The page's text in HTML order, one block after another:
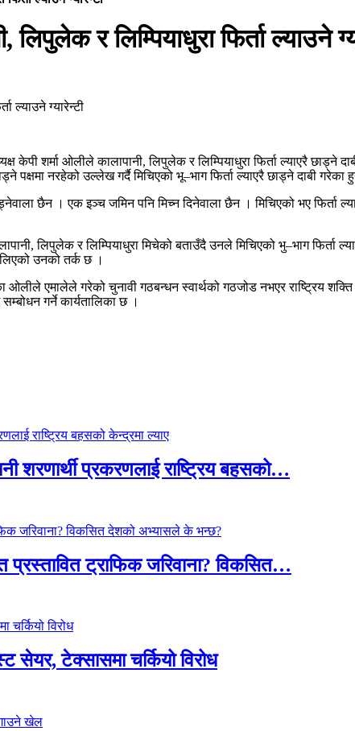
र लिम्पियाधुरा फिर्ता ल्याउने
केपी शर्मा ओलीले कालापानी, लिपुलेक र लिम्पियाधुरा फिर्ता ल्याएरै
नरहेको उल्लेख गर्दै मिचिएको भू–भाग फिर्ता ल्याएरै छाड्ने दाबी गरेका
छैन । एक इञ्च जमिन पनि मिच्न दिनेवाला छैन । मिचिएको भए
लिपुलेक र लिम्पियाधुरा मिचेको बताउँदै उनले मिचिएको भु–भाग
उनको तर्क छ ।
ओलीले एमालेले गरेको चुनावी गठबन्धन स्वार्थको गठजोड नभएर राष्ट्रिय
गर्ने कार्यतालिका छ ।
शरणार्थी प्रकरणलाई राष्ट्रिय बहसको…
ट्राफिक जरिवाना? विकसित…
सेयर, टेक्सासमा चर्कियो विरोध